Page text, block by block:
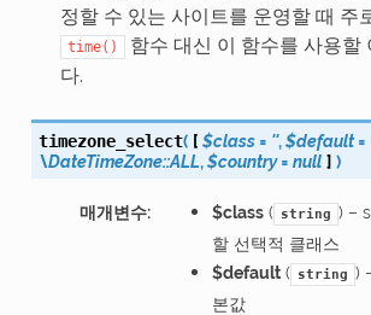
정할 수 있는 사이트를 운영할 때 주
time()
함수 대신 이 함수를 사용할
다.
timezone_select( [ $class = '',$default =
\DateTimeZone::ALL,$country = null ] )
매개변수: $class( string ) –
할 선택적 클래스
$default( string )
본값